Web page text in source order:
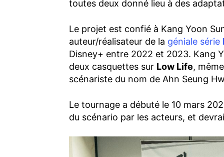
toutes deux donné lieu à des
Le projet est confié à Kang Yoon
auteur/réalisateur de la géniale série
Disney+ entre 2022 et 2023. Kang
deux casquettes sur Low Life,
scénariste du nom de Ahn Seung
Le tournage a débuté le 10 mars
du scénario par les acteurs, et